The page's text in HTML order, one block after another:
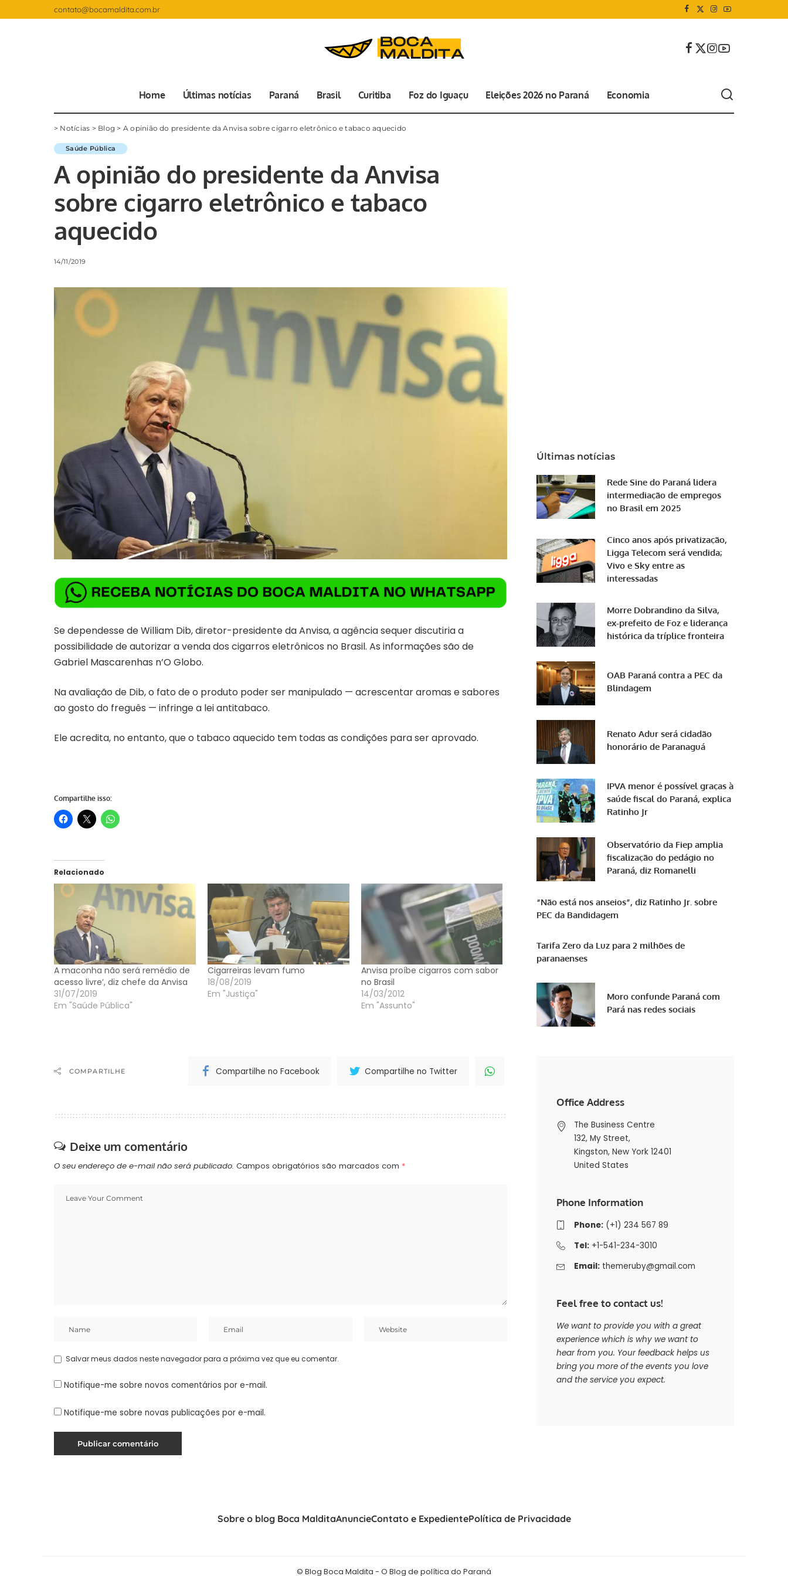
contato@bocamaldita.com.br
Home Últimas notícias Paraná Brasil Curitiba Foz do Iguaçu Eleições 2026 no Paraná Economia
> Notícias > Blog > A opinião do presidente da Anvisa sobre cigarro eletrônico e tabaco aquecido
Saúde Pública
A opinião do presidente da Anvisa
sobre cigarro eletrônico e tabaco
aquecido
14/11/2019
Se dependesse de William Dib, diretor-presidente da Anvisa, a agência sequer discutiria a
possibilidade de autorizar a venda dos cigarros eletrônicos no Brasil. As informações são de
Gabriel Mascarenhas n’O Globo.
Na avaliação de Dib, o fato de o produto poder ser manipulado — acrescentar aromas e sabores
ao gosto do freguês — infringe a lei antitabaco.
Ele acredita, no entanto, que o tabaco aquecido tem todas as condições para ser aprovado.
Compartilhe isso:
Relacionado
A maconha não será remédio de
acesso livre’, diz chefe da Anvisa
31/07/2019
Em "Saúde Pública"
Cigarreiras levam fumo
18/08/2019
Em "Justiça"
Anvisa proíbe cigarros com sabor
no Brasil
14/03/2012
Em "Assunto"
COMPARTILHE Compartilhe no Facebook Compartilhe no Twitter
Deixe um comentário
O seu endereço de e-mail não será publicado. Campos obrigatórios são marcados com *
Salvar meus dados neste navegador para a próxima vez que eu comentar.
Notifique-me sobre novos comentários por e-mail.
Notifique-me sobre novas publicações por e-mail.
Últimas notícias
Rede Sine do Paraná lidera
intermediação de empregos
no Brasil em 2025
Cinco anos após privatização,
Ligga Telecom será vendida;
Vivo e Sky entre as
interessadas
Morre Dobrandino da Silva,
ex-prefeito de Foz e liderança
histórica da tríplice fronteira
OAB Paraná contra a PEC da
Blindagem
Renato Adur será cidadão
honorário de Paranaguá
IPVA menor é possível graças à
saúde fiscal do Paraná, explica
Ratinho Jr
Observatório da Fiep amplia
fiscalização do pedágio no
Paraná, diz Romanelli
“Não está nos anseios”, diz Ratinho Jr. sobre
PEC da Bandidagem
Tarifa Zero da Luz para 2 milhões de
paranaenses
Moro confunde Paraná com
Pará nas redes sociais
Office Address
The Business Centre
132, My Street,
Kingston, New York 12401
United States
Phone Information
Phone:(+1) 234 567 89
Tel:+1-541-234-3010
Email: themeruby@gmail.com
Feel free to contact us!
We want to provide you with a great
experience which is why we want to
hear from you. Your feedback helps us
bring you more of the events you love
and the service you expect.
Sobre o blog Boca MalditaAnuncieContato e ExpedientePolítica de Privacidade
© Blog Boca Maldita - O Blog de política do Paraná